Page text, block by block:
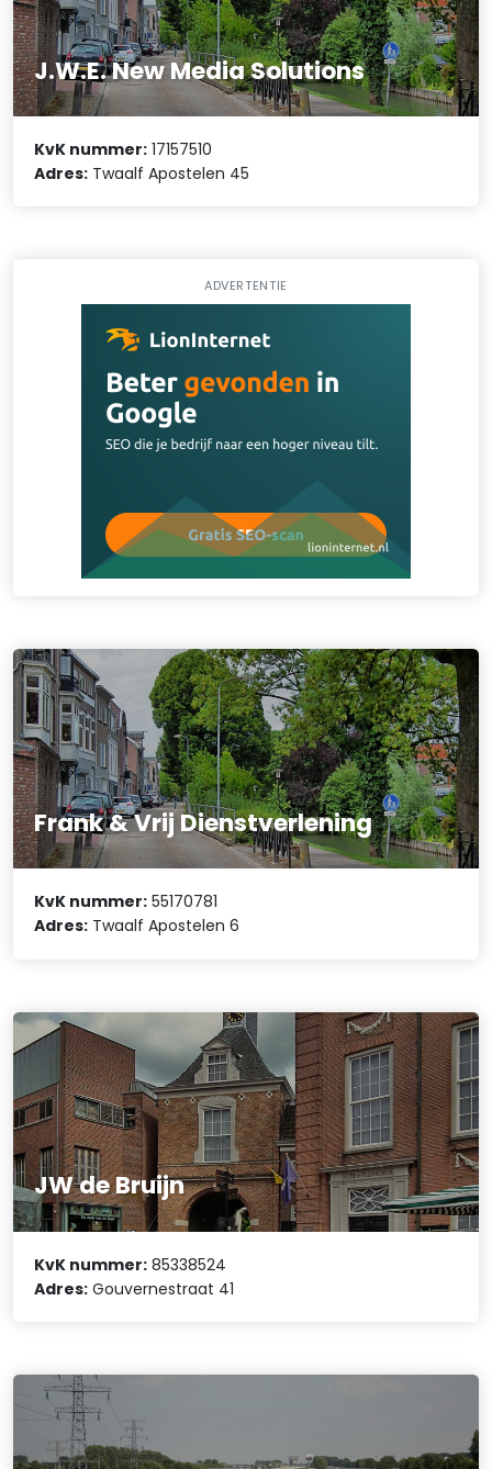
J.W.E. New Media Solutions
KvK nummer: 17157510
Adres: Twaalf Apostelen 45
ADVERTENTIE
Frank & Vrij Dienstverlening
KvK nummer: 55170781
Adres: Twaalf Apostelen 6
JW de Bruijn
KvK nummer: 85338524
Adres: Gouvernestraat 41